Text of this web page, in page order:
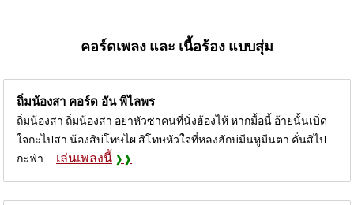
คอร์ดเพลง และ เนื้อร้อง แบบสุ่ม
ถิ่มน้องสา คอร์ด อัน พิไลพร
ถิ่มน้องสา ถิ่มน้องสา อย่าหัวซาคนที่นั่งฮ้องไห้ หากมื้อนี้ อ้ายนั้นเบิ่ด
ใจกะไปสา น้องสิบ่โทษไผ สิโทษหัวใจที่หลงฮักบ่มืนหูมืนตา คั่นสิไป
กะฟ่า...
เล่นเพลงนี้